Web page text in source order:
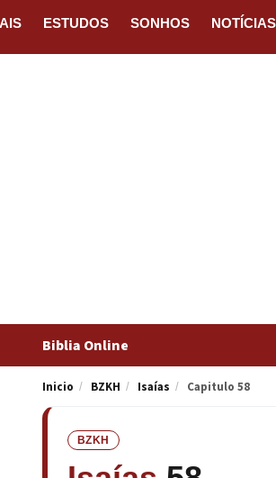
ESTUDOS SONHOS NOTÍCIAS
Biblia Online
Inicio / BZKH / Isaías / Capitulo 58
BZKH